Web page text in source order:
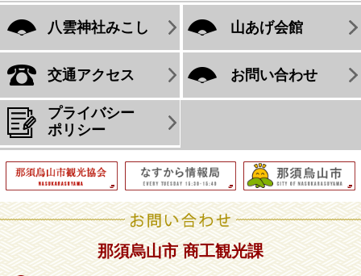
八雲神社みこし 山あげ会館
交通アクセス お問い合わせ
プライバシー
ポリシー
那須烏山市 商工観光課